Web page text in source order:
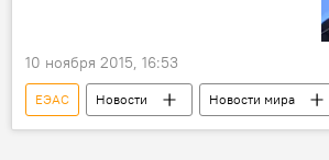
10 ноября 2015, 16:53
ЕЭАС Новости
Новости мира
Москва
Валерий Федоров